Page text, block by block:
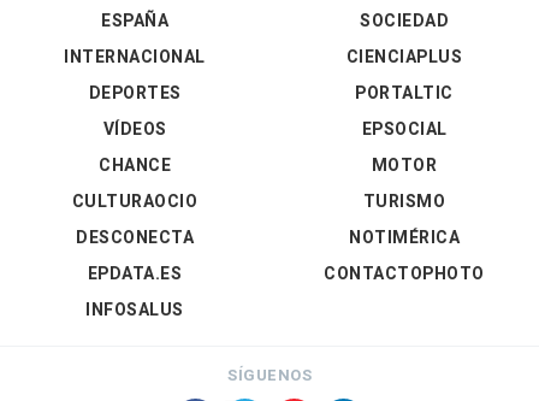
ESPAÑA
INTERNACIONAL
DEPORTES
VÍDEOS
SOCIEDAD
CIENCIAPLUS
PORTALTIC
EPSOCIAL
CHANCE
CULTURAOCIO
DESCONECTA
EPDATA.ES
INFOSALUS
MOTOR
TURISMO
NOTIMÉRICA
CONTACTOPHOTO
SÍGUENOS